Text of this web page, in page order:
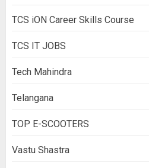
TCS iON Career Skills Course
TCS IT JOBS
Tech Mahindra
Telangana
TOP E-SCOOTERS
Vastu Shastra